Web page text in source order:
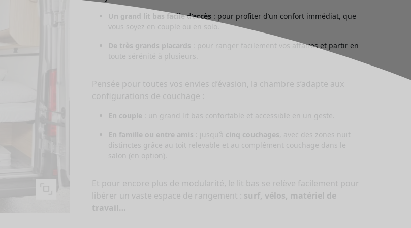
Un grand lit bas facile d’accès : pour profiter d’un confort immédiat, que
vous soyez en couple ou en solo.
De très grands placards : pour ranger facilement vos affaires et partir en
toute sérénité à plusieurs.
Pensée pour toutes vos envies d’évasion, la chambre s’adapte aux
configurations de couchage :
En couple : un grand lit bas confortable et accessible en un geste.
En famille ou entre amis : jusqu’à cinq couchages, avec des zones nuit
distinctes grâce au toit relevable et au complément couchage dans le
salon (en option).
Et pour encore plus de modularité, le lit bas se relève facilement pour
libérer un vaste espace de rangement : surf, vélos, matériel de
travail…